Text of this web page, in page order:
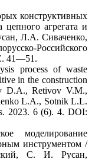
конструктивных
цепного агрегата и
Л.А. Сиваченко,
Российского
41—51.
process of waste
in the construction
D.A., Retivov V.M.,
L.A., Sotnik L.L.
2023. 6 (6). 4. DOI:
моделирование
инструментом /
С. И. Русан,